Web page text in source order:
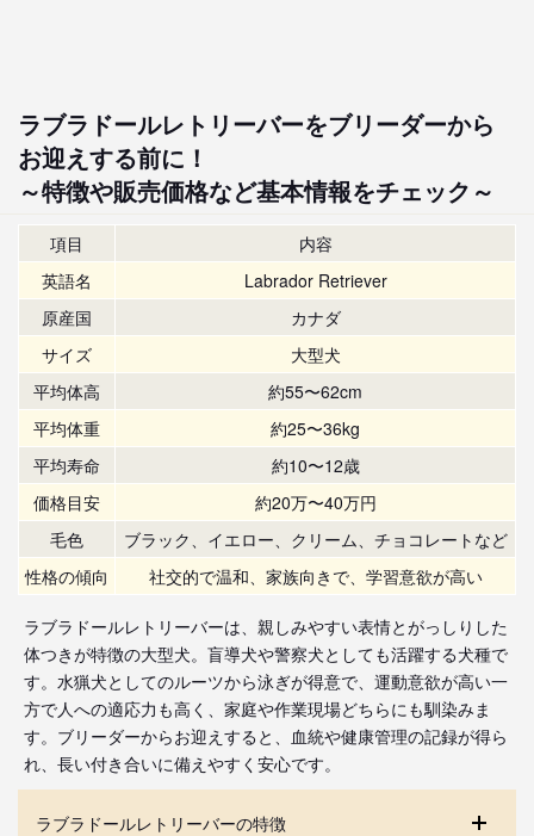
ラブラドールレトリーバーをブリーダーから
お迎えする前に！
～特徴や販売価格など基本情報をチェック～
項目
内容
英語名
Labrador Retriever
原産国
カナダ
サイズ
大型犬
平均体高
約55〜62cm
平均体重
約25〜36kg
平均寿命
約10〜12歳
価格目安
約20万〜40万円
毛色
ブラック、イエロー、クリーム、チョコレートなど
性格の傾向
社交的で温和、家族向きで、学習意欲が高い
ラブラドールレトリーバーは、親しみやすい表情とがっしりした
体つきが特徴の大型犬。盲導犬や警察犬としても活躍する犬種で
す。水猟犬としてのルーツから泳ぎが得意で、運動意欲が高い一
方で人への適応力も高く、家庭や作業現場どちらにも馴染みま
す。ブリーダーからお迎えすると、血統や健康管理の記録が得ら
れ、長い付き合いに備えやすく安心です。
ラブラドールレトリーバーの特徴